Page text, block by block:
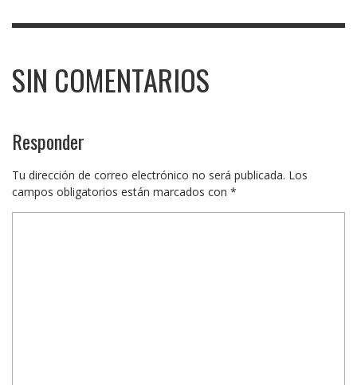
SIN COMENTARIOS
Responder
Tu dirección de correo electrónico no será publicada. Los
campos obligatorios están marcados con *